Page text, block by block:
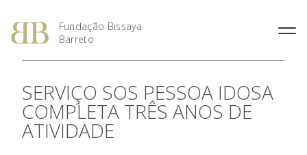
Fundação Bissaya
Barreto
Percurso Académico e
Profissional
A Obra Social
Áreas de Intervenção
Serviço Domiciliário de
Coimbra
Proximus – Cuidados
Domiciliários
Serviço Educativo do Portugal
dos Pequenitos
O Prémio Bissaya Barreto de
Literatura Para a Infância
Regulamento
Obras Premiadas
O Prémio Nuno Viegas
Nascimento
Prémio 2018: Edição
SERVIÇO SOS PESSOA IDOSA
COMPLETA TRÊS ANOS DE
ATIVIDADE